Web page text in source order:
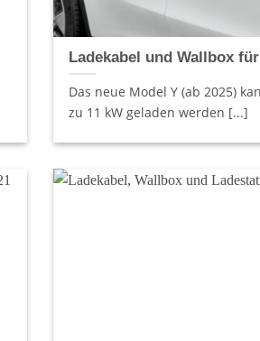
Ladekabel und Wallbox
Das neue Model Y (ab 2025)
zu 11 kW geladen werden [...]